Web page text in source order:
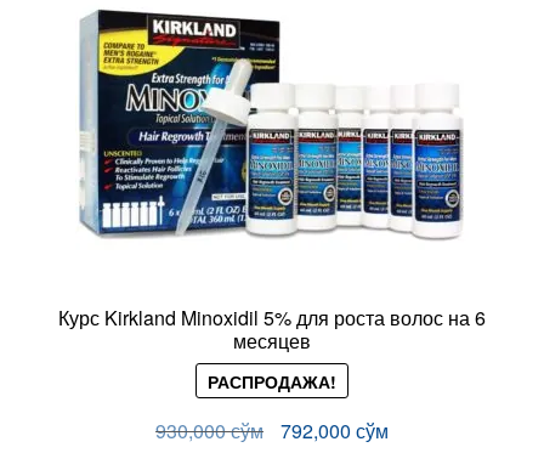
Курс Kirkland Minoxidil 5% для роста волос на 6
месяцев
РАСПРОДАЖА!
930,000сўм
Первоначальная
792,000 сўмТекущая